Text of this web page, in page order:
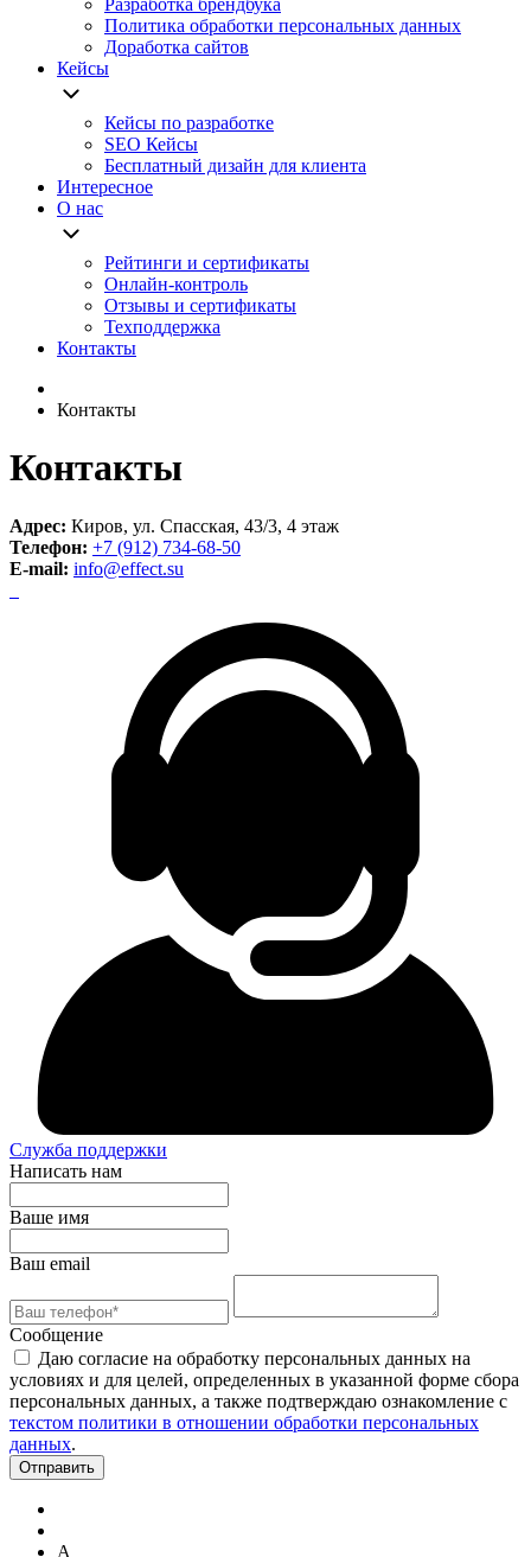
Разработка брендбука
Политика обработки персональных данных
Доработка сайтов
Кейсы
Кейсы по разработке
SEO Кейсы
Бесплатный дизайн для клиента
Интересное
О нас
Рейтинги и сертификаты
Онлайн-контроль
Отзывы и сертификаты
Техподдержка
Контакты
Контакты
Контакты
Адрес: Киров, ул. Спасская, 43/3, 4 этаж
Телефон: +7 (912) 734-68-50
E-mail: info@effect.su
Служба поддержки
Написать нам
Ваше имя
Ваш email
Сообщение
Даю согласие на обработку персональных данных на
условиях и для целей, определенных в указанной форме сбора
персональных данных, а также подтверждаю ознакомление с
текстом политики в отношении обработки персональных
данных.
Отправить
А